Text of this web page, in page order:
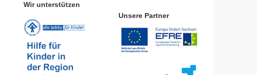
Wir unterstützen
Unsere Partner